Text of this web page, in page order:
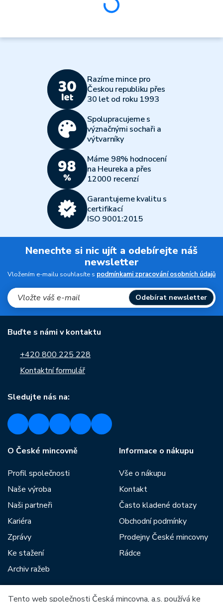
Loading...
Razíme mince pro
Českou republiku přes
30 let od roku 1993
Spolupracujeme s
význačnými sochaři a
výtvarníky
Máme 98% hodnocení
na Heureka a přes
12000 recenzí
Garantujeme kvalitu s
certifikací
ISO 9001:2015
Nenechte si nic ujít a odebírejte náš
newsletter
Vložením e-mailu souhlasíte s podmínkami zpracování osobních údajů
Odebírat newsletter
Buďte s námi v kontaktu
+420 800 225 228
Kontaktní formulář
Sledujte nás na:
O České mincovně
Profil společnosti
Naše výroba
Naši partneři
Kariéra
Zprávy
Ke stažení
Archiv ražeb
Informace o nákupu
Vše o nákupu
Kontakt
Často kladené dotazy
Obchodní podmínky
Prodejny České mincovny
Rádce
Mezi naše partnery patří:
Tento web společnosti Česká mincovna, a.s. používá ke